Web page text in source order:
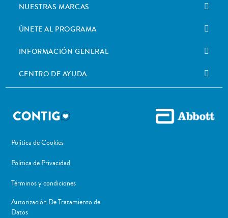
NUESTRAS MARCAS
ÚNETE AL PROGRAMA
INFORMACIÓN GENERAL
CENTRO DE AYUDA
Política de Cookies
Politica de Privacidad
Términos y condiciones
Autorización De Tratamiento de
Datos